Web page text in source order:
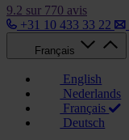
9.2 sur 770 avis
+31 10 433 33 22
Français
English
Nederlands
Français
Deutsch